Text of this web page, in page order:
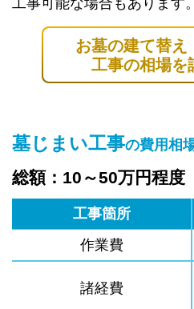
工事可能な場合もあります。
お墓の建て替え
工事の相場を
墓じまい工事の費用相
総額：10～50万円程度
工事箇所
作業費
諸経費